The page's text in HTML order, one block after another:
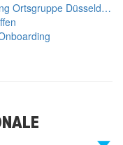
10. August, 18:30, Düsseldorf, Onboarding Ortsgruppe Düsseldorf